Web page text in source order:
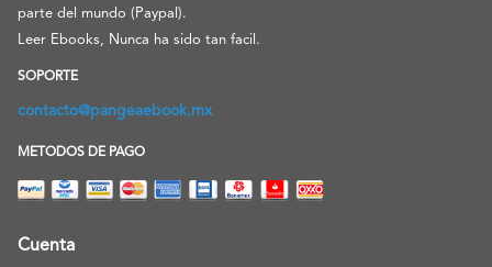
parte del mundo (Paypal).
Leer Ebooks, Nunca ha sido tan facil.
SOPORTE
contacto@pangeaebook.mx
METODOS DE PAGO
Cuenta